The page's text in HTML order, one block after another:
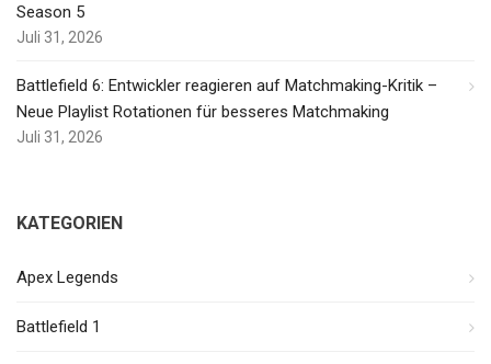
Season 5
Juli 31, 2026
Battlefield 6: Entwickler reagieren auf Matchmaking-Kritik –
Neue Playlist Rotationen für besseres Matchmaking
Juli 31, 2026
KATEGORIEN
Apex Legends
Battlefield 1